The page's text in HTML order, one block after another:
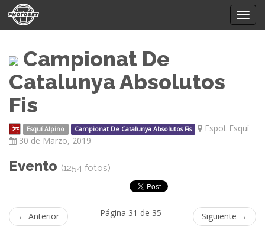
menú
Campionat De
Catalunya Absolutos
Fis
Esquí Alpino Campionat De Catalunya Absolutos Fis
Espot Esquí
30 de Marzo, 2019
Evento (1254 fotos)
← Anterior Página 31 de 35 Siguiente →